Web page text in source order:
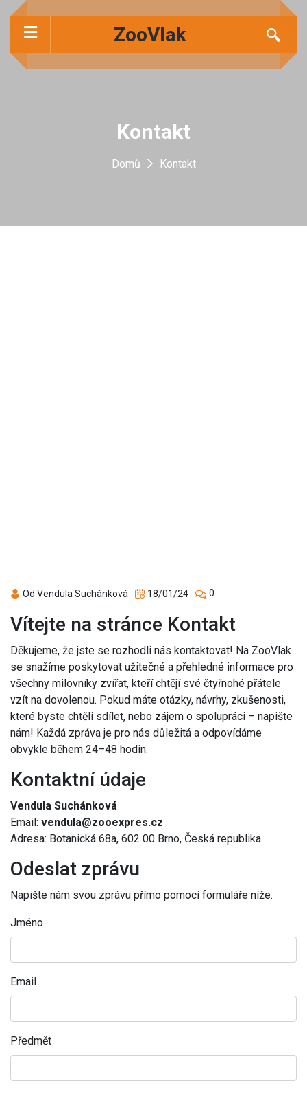
ZooVlak
Kontakt
Domů Kontakt
Od Vendula Suchánková 18/01/24 0
Vítejte na stránce Kontakt
Děkujeme, že jste se rozhodli nás kontaktovat! Na ZooVlak
se snažíme poskytovat užitečné a přehledné informace pro
všechny milovníky zvířat, kteří chtějí své čtyřnohé přátele
vzít na dovolenou. Pokud máte otázky, návrhy, zkušenosti,
které byste chtěli sdílet, nebo zájem o spolupráci – napište
nám! Každá zpráva je pro nás důležitá a odpovídáme
obvykle během 24–48 hodin.
Kontaktní údaje
Vendula Suchánková
Email: vendula@zooexpres.cz
Adresa: Botanická 68a, 602 00 Brno, Česká republika
Odeslat zprávu
Napište nám svou zprávu přímo pomocí formuláře níže.
Jméno
Email
Předmět